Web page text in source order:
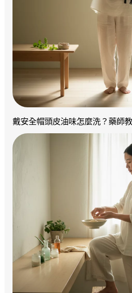
戴安全帽頭皮油味怎麼洗？藥師